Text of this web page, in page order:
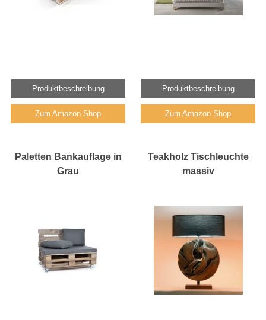
Produktbeschreibung
Zum Amazon Shop
Produktbeschreibung
Zum Amazon Shop
Paletten Bankauflage in
Grau
Teakholz Tischleuchte
massiv